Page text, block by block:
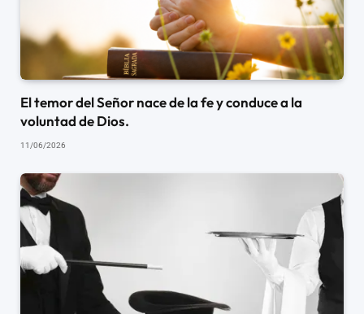
El temor del Señor nace de la fe y conduce a la
voluntad de Dios.
11/06/2026